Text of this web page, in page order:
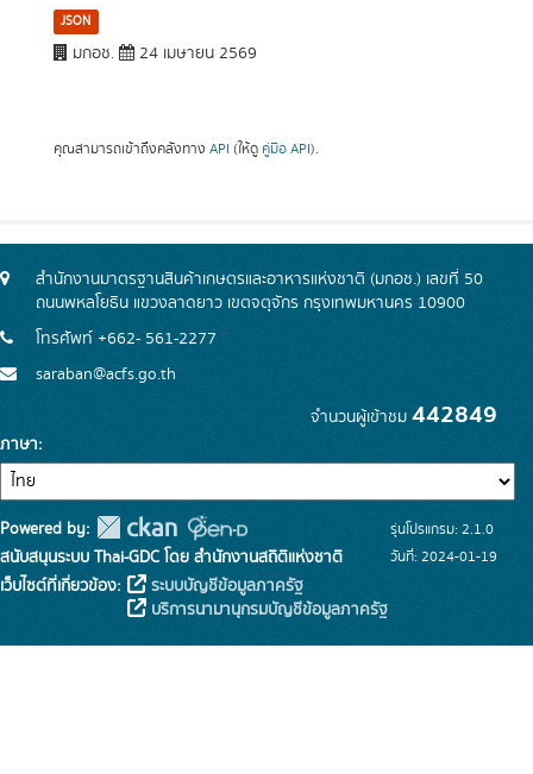
JSON
มกอช. 24 เมษายน 2569
คุณสามารถเข้าถึงคลังทาง API (ให้ดู คู่มือ API).
สำนักงานมาตรฐานสินค้าเกษตรและอาหารแห่งชาติ (มกอช.) เลขที่ 50
ถนนพหลโยธิน แขวงลาดยาว เขตจตุจักร กรุงเทพมหานคร 10900
โทรศัพท์ +662- 561-2277
saraban@acfs.go.th
จำนวนผู้เข้าชม 442849
ภาษา
Powered by:
สนับสนุนระบบ Thai-GDC โดย สำนักงานสถิติแห่งชาติ
เว็บไซต์ที่เกี่ยวข้อง:
ระบบบัญชีข้อมูลภาครัฐ
บริการนามานุกรมบัญชีข้อมูลภาครัฐ
รุ่นโปรแกรม: 2.1.0
วันที่: 2024-01-19